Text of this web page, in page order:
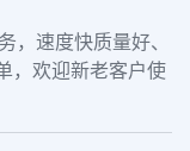
，速度快质量好、
，欢迎新老客户使